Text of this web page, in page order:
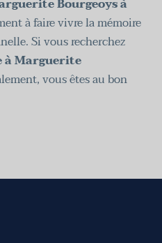
Bourgeoys à
à faire vivre la mémoire
Si vous recherchez
à Marguerite
vous êtes au bon